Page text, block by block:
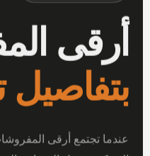
أرقى
بتفاصيل
عندما تجتمع أرقى